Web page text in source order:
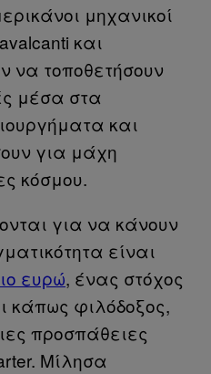
μηχανικοί
και
να τοποθετήσουν
μέσα στα
και
για μάχη
κόσμου.
για να κάνουν
είναι
ευρώ, ένας στόχος
κάπως φιλόδοξος,
προσπάθειες
Μίλησα